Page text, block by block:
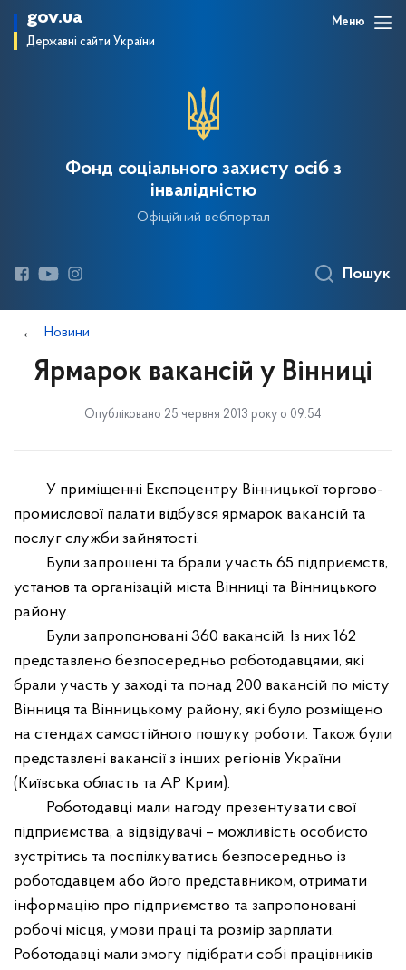
gov.ua
Державні сайти України
Меню
Фонд соціального захисту осіб з
інвалідністю
Офіційний вебпортал
Пошук
Новини
Ярмарок вакансій у Вінниці
Опубліковано 25 червня 2013 року о 09:54
У приміщенні Експоцентру Вінницької торгово-
промислової палати відбувся ярмарок вакансій та
послуг служби зайнятості.
Були запрошені та брали участь 65 підприємств,
установ та організацій міста Вінниці та Вінницького
району.
Були запропоновані 360 вакансій. Із них 162
представлено безпосередньо роботодавцями, які
брали участь у заході та понад 200 вакансій по місту
Вінниця та Вінницькому району, які було розміщено
на стендах самостійного пошуку роботи. Також були
представлені вакансії з інших регіонів України
(Київська область та АР Крим).
Роботодавці мали нагоду презентувати свої
підприємства, а відвідувачі – можливість особисто
зустрітись та поспілкуватись безпосередньо із
роботодавцем або його представником, отримати
інформацію про підприємство та запропоновані
робочі місця, умови праці та розмір зарплати.
Роботодавці мали змогу підібрати собі працівників